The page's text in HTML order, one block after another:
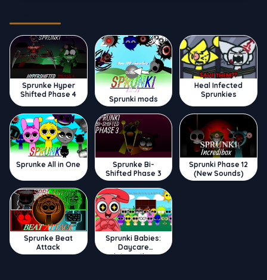
Sprunke Hyper
Shifted Phase 4
Sprunki mods
Heal Infected
Sprunkies
Sprunke All in One
Sprunke Bi-
Shifted Phase 3
Sprunki Phase 12
(New Sounds)
Sprunke Beat
Attack
Sprunki Babies:
Daycare
Interactive